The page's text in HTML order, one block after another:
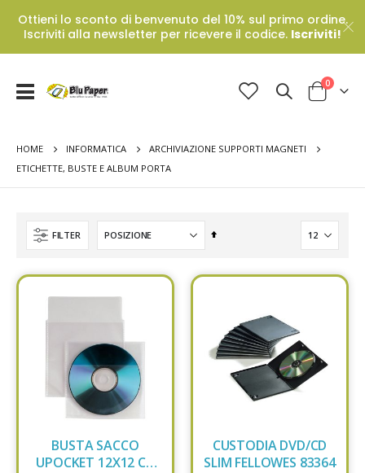
Ottieni lo sconto di benvenuto del 10% sul primo ordine.
Iscriviti alla newsletter per ricevere il codice. Iscriviti!
Toggle
Cart
0Prodotti
HOME INFORMATICA
ARCHIVIAZIONE SUPPORTI MAGNETI
ETICHETTE, BUSTE E ALBUM PORTA
FILTER
Set
BUSTA SACCO
UPOCKET 12X12 CD
CUSTODIA DVD/CD
SLIM FELLOWES 83364